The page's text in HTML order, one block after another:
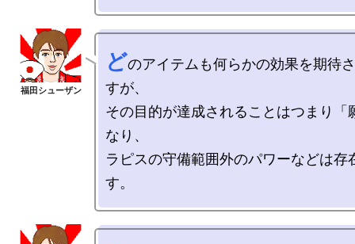
どのアイテムも何らかの効果を期待
すが、
その目的が達成されることはつまり「
なり、
ラピスの守備範囲外のパワーなどは存